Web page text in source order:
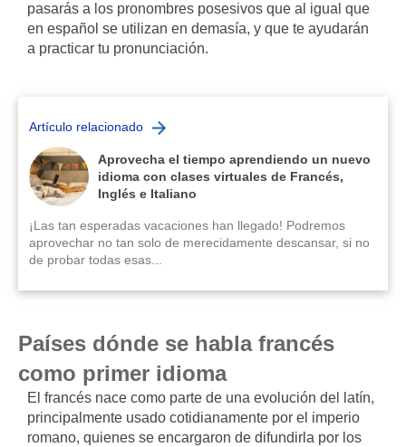
pasarás a los pronombres posesivos que al igual que
en español se utilizan en demasía, y que te ayudarán
a practicar tu pronunciación.
Artículo relacionado
Aprovecha el tiempo aprendiendo un nuevo
idioma con clases virtuales de Francés,
Inglés e Italiano
¡Las tan esperadas vacaciones han llegado! Podremos
aprovechar no tan solo de merecidamente descansar, si no
de probar todas esas...
Países dónde se habla francés
como primer idioma
El francés nace como parte de una evolución del latín,
principalmente usado cotidianamente por el imperio
romano, quienes se encargaron de difundirla por los